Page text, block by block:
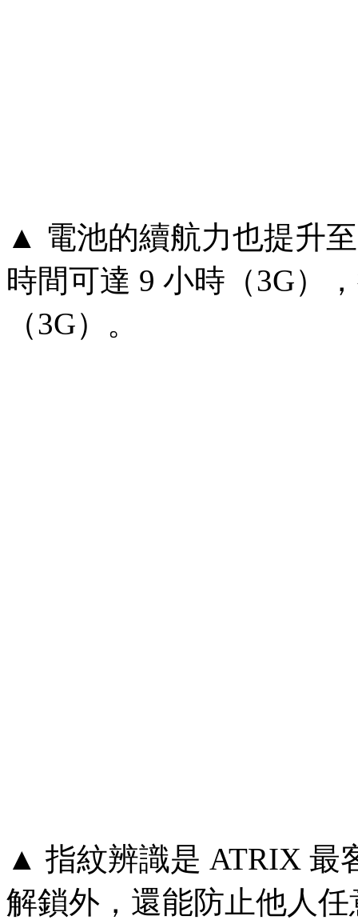
▲ 電池的續航力也提升
時間可達 9 小時（3G）
（3G）。
▲ 指紋辨識是 ATRIX 最
解鎖外，還能防止他人